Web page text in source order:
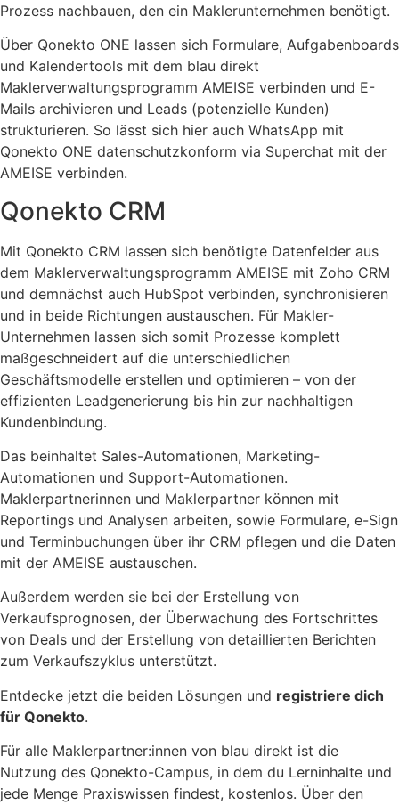
Prozess nachbauen, den ein Maklerunternehmen benötigt.
Über Qonekto ONE lassen sich Formulare, Aufgabenboards
und Kalendertools mit dem blau direkt
Maklerverwaltungsprogramm AMEISE verbinden und E-
Mails archivieren und Leads (potenzielle Kunden)
strukturieren. So lässt sich hier auch WhatsApp mit
Qonekto ONE datenschutzkonform via Superchat mit der
AMEISE verbinden.
Qonekto CRM
Mit Qonekto CRM lassen sich benötigte Datenfelder aus
dem Maklerverwaltungsprogramm AMEISE mit Zoho CRM
und demnächst auch HubSpot verbinden, synchronisieren
und in beide Richtungen austauschen. Für Makler-
Unternehmen lassen sich somit Prozesse komplett
maßgeschneidert auf die unterschiedlichen
Geschäftsmodelle erstellen und optimieren – von der
effizienten Leadgenerierung bis hin zur nachhaltigen
Kundenbindung.
Das beinhaltet Sales-Automationen, Marketing-
Automationen und Support-Automationen.
Maklerpartnerinnen und Maklerpartner können mit
Reportings und Analysen arbeiten, sowie Formulare, e-Sign
und Terminbuchungen über ihr CRM pflegen und die Daten
mit der AMEISE austauschen.
Außerdem werden sie bei der Erstellung von
Verkaufsprognosen, der Überwachung des Fortschrittes
von Deals und der Erstellung von detaillierten Berichten
zum Verkaufszyklus unterstützt.
Entdecke jetzt die beiden Lösungen und registriere dich
für Qonekto.
Für alle Maklerpartner:innen von blau direkt ist die
Nutzung des Qonekto-Campus, in dem du Lerninhalte und
jede Menge Praxiswissen findest, kostenlos. Über den